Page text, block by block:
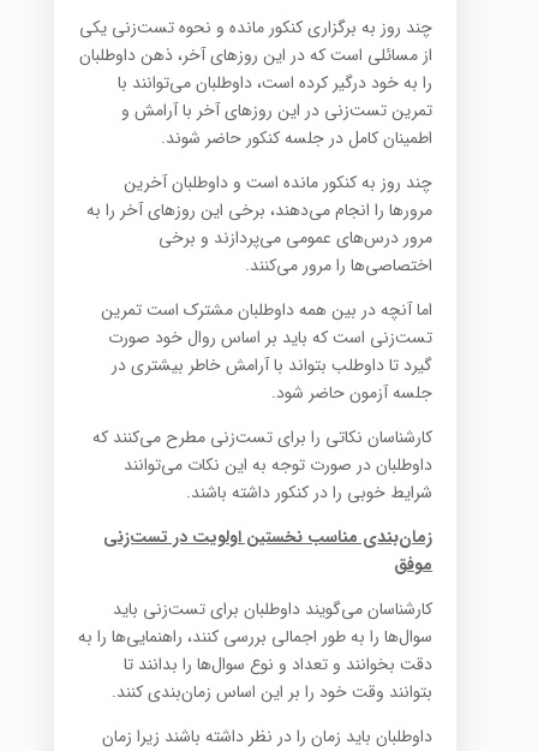
چند روز به برگزاری کنکور مانده و نحوه تست‌زنی یکی
از مسائلی است که در این روزهای آخر، ذهن داوطلبان
را به خود درگیر کرده است، داوطلبان می‌توانند با
تمرین تست‌زنی در این روزهای آخر با آرامش و
اطمینان کامل در جلسه کنکور حاضر شوند.
چند روز به کنکور مانده است و داوطلبان آخرین
مرورها را انجام می‌دهند، برخی این روزهای آخر را به
مرور درس‌های عمومی می‌پردازند و برخی
اختصاصی‌ها را مرور می‌کنند.
اما آنچه در بین همه داوطلبان مشترک است تمرین
تست‌زنی است که باید بر اساس روال خود صورت
گیرد تا داوطلب بتواند با آرامش خاطر بیشتری در
جلسه آزمون حاضر شود.
کارشناسان نکاتی را برای تست‌زنی مطرح می‌کنند که
داوطلبان در صورت توجه به این نکات می‌توانند
شرایط خوبی را در کنکور داشته باشند.
زمان‌بندی مناسب نخستین اولویت در تست‌زنی
موفق
کارشناسان می‌گویند داوطلبان برای تست‌زنی باید
سوال‌ها را به طور اجمالی بررسی کنند، راهنمایی‌ها را به
دقت بخوانند و تعداد و نوع سوال‌ها را بدانند تا
بتوانند وقت خود را بر این اساس زمان‌‌بندی کنند.
داوطلبان باید زمان را در نظر داشته باشند زیرا زمان